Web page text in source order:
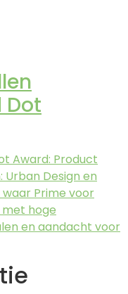
Dot
Award: Product
Urban Design en
Prime voor
hoge
en aandacht voor